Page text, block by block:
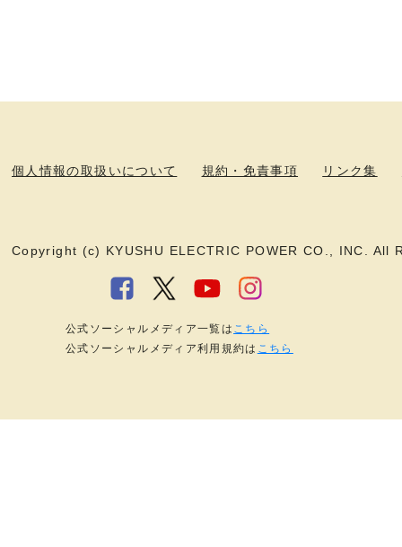
個人情報の取扱いについて 規約・免責事項 リンク集
Copyright (c) KYUSHU ELECTRIC POWER CO., INC. All
公式ソーシャルメディア一覧は こちら
公式ソーシャルメディア利用規約は こちら